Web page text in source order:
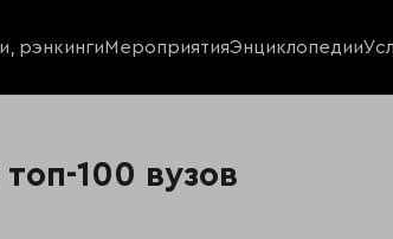
рэнкингиМероприятияЭнциклопедии
100 вузов